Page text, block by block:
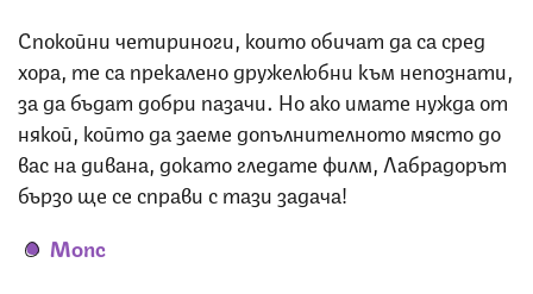
Спокойни четириноги, които обичат да са сред
хора, те са прекалено дружелюбни към непознати,
за да бъдат добри пазачи. Но ако имате нужда от
някой, който да заеме допълнителното място до
вас на дивана, докато гледате филм, Лабрадорът
бързо ще се справи с тази задача!
Мопс